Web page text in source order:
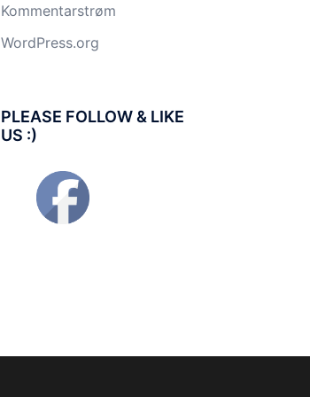
Kommentarstrøm
WordPress.org
PLEASE FOLLOW & LIKE
US :)